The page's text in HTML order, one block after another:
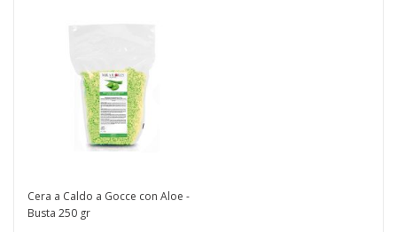
Cera a Caldo a Gocce con Aloe -
Busta 250 gr